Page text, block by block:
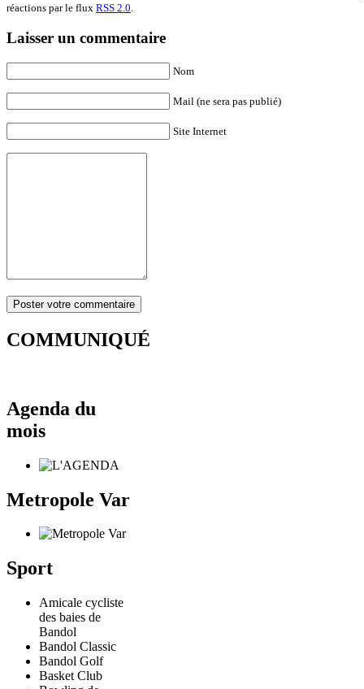
réactions par le flux RSS 2.0
Laisser un commentaire
Nom
Mail (ne sera pas publié)
Site Internet
COMMUNIQUÉ
Agenda du
mois
Metropole Var
Sport
Amicale cycliste
des baies de
Bandol
Bandol Classic
Bandol Golf
Basket Club